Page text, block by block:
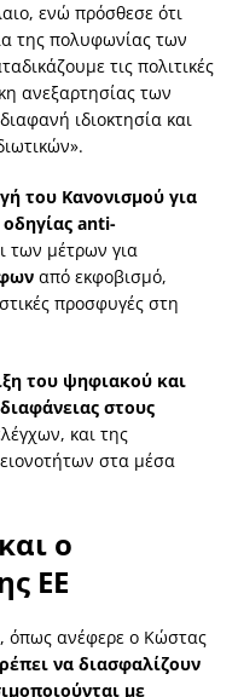
ενώ πρόσθεσε ότι
της πολυφωνίας των
τις πολιτικές
ανεξαρτησίας των
ιδιοκτησία και
του Κανονισμού για
anti-
των μέτρων για
από εκφοβισμό,
προσφυγές στη
του ψηφιακού και
διαφάνειας στους
και της
στα μέσα
ο
ΕΕ
όπως ανέφερε ο Κώστας
να διασφαλίζουν
με